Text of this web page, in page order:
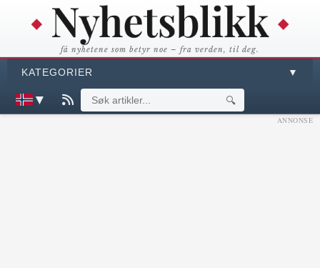
få nyhetene som betyr noe – fra verden, til deg.
KATEGORIER ▼
▼ 🔍
ANNONSE